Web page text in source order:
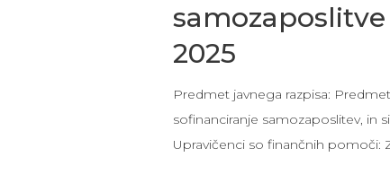
2025
Predmet javnega razpisa:
sofinanciranje samozaposlitev, in
Upravičenci so finančnih pomoči: